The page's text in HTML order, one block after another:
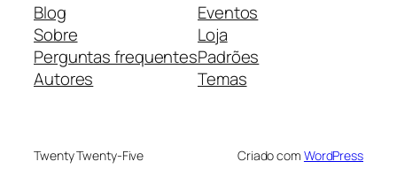
Blog
Sobre
Perguntas frequentes
Autores
Eventos
Loja
Padrões
Temas
Twenty Twenty-Five Criado com WordPress